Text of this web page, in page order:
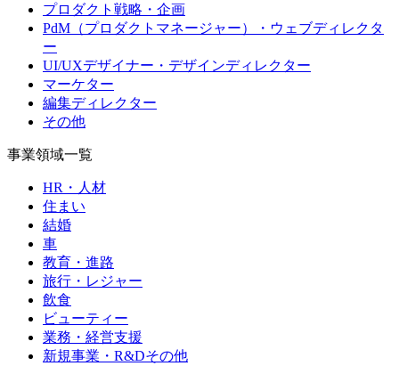
プロダクト戦略・企画
PdM（プロダクトマネージャー）・ウェブディレクタ
ー
UI/UXデザイナー・デザインディレクター
マーケター
編集ディレクター
その他
事業領域一覧
HR・人材
住まい
結婚
車
教育・進路
旅行・レジャー
飲食
ビューティー
業務・経営支援
新規事業・R&Dその他